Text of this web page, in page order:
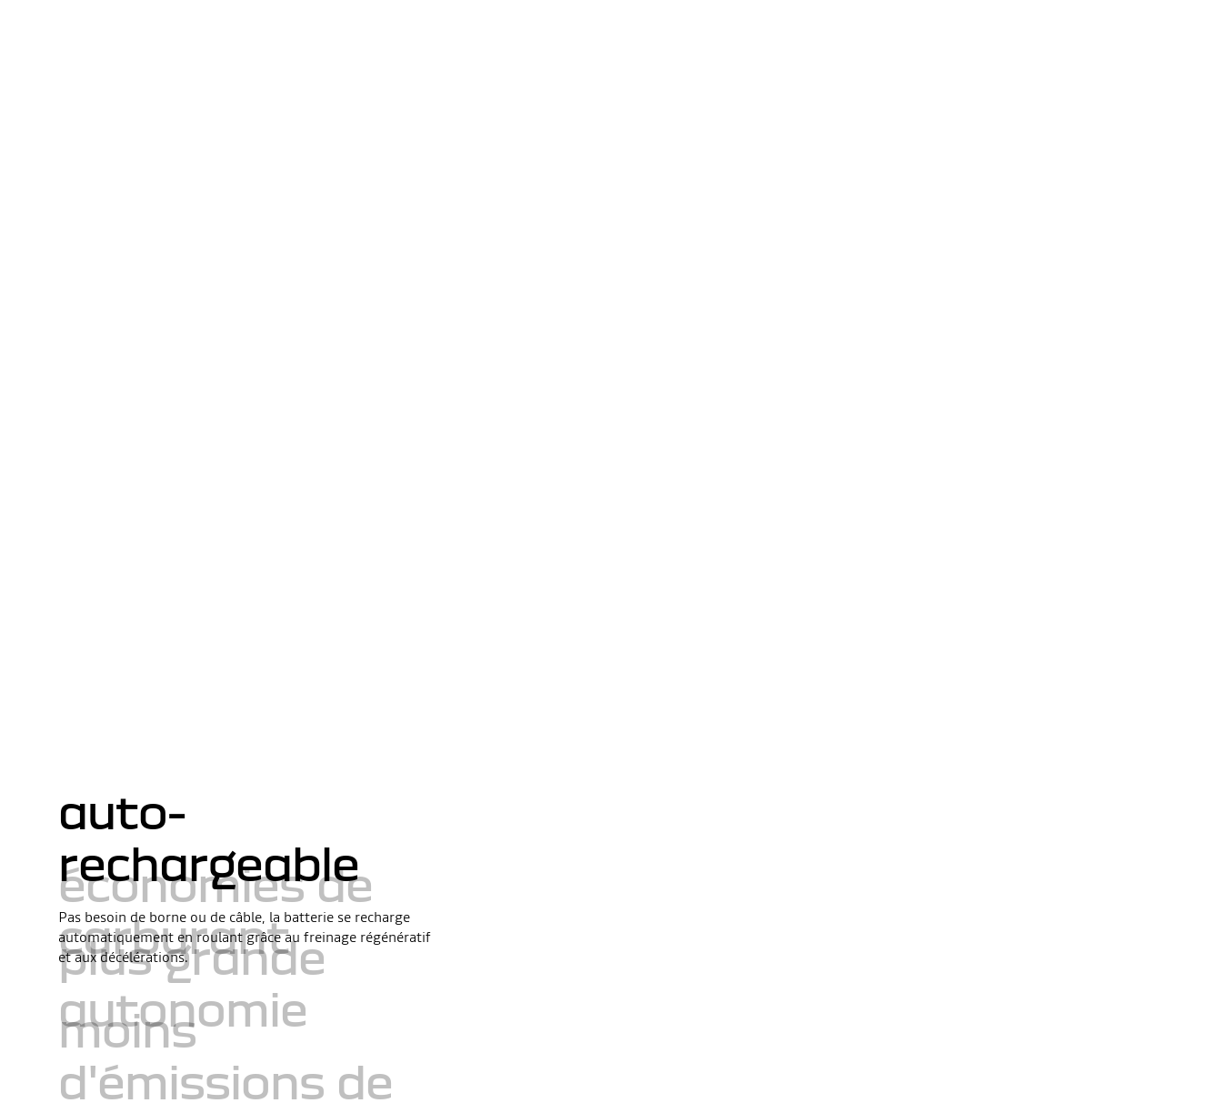
auto-
rechargeable
Pas besoin de borne ou de câble, la batterie se recharge
automatiquement en roulant grâce au freinage régénératif
et aux décélérations.
économies de
carburant
plus grande
autonomie
moins
d'émissions de